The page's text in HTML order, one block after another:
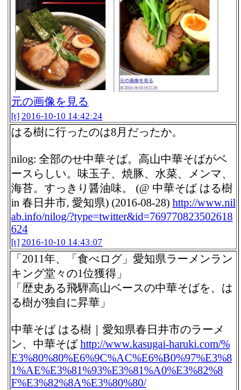
元の画像を見る
[t] 2016-10-10 14:42:24
はる樹に行ったのは8月だったか。
nilog: 全部のせ中華そば。高山中華そばがベ
ースらしい。味玉子、焼豚、水菜、メンマ、
海苔。すっきり醤油味。 (@ 中華そば はる樹
in 春日井市, 愛知県) (2016-08-28) http://www.nil
ab.info/nilog/?type=twitter&id=769770823502618
624
[t] 2016-10-10 14:43:07
「2011年、「食べログ」愛知県ラーメンラン
キング堂々の1位獲得」
「歴史ある飛騨高山ベースの中華そばを、は
る樹が独自に昇華」
中華そば はる樹｜愛知県春日井市のラーメ
ン、中華そば http://www.kasugai-haruki.com/%
E3%80%80%E6%9C%AC%E6%B0%97%E3%8
1%AE%E3%81%93%E3%81%A0%E3%82%8
F%E3%82%8A%E3%80%80/